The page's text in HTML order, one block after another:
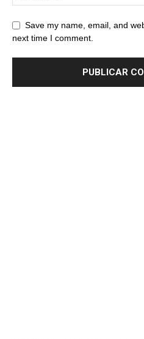
Save my name, email, and
next time I comment.